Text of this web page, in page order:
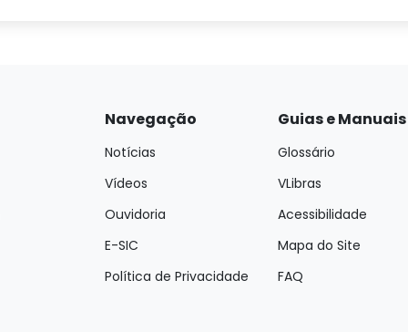
Navegação
Notícias
Vídeos
Ouvidoria
E-SIC
Política de Privacidade
Guias e Manuais
Glossário
VLibras
Acessibilidade
Mapa do Site
FAQ